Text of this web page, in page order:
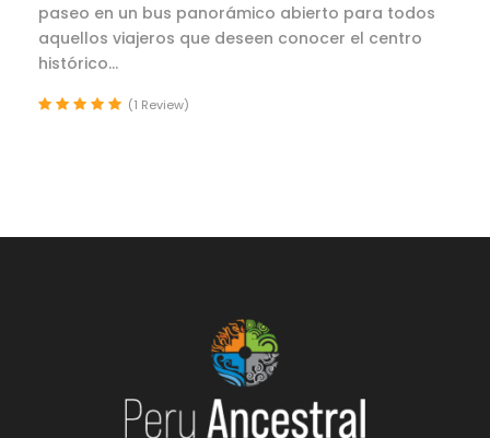
paseo en un bus panorámico abierto para todos
aquellos viajeros que deseen conocer el centro
histórico...
(1 Review)